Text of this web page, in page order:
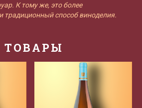
К тому же, это более
традиционный способ виноделия.